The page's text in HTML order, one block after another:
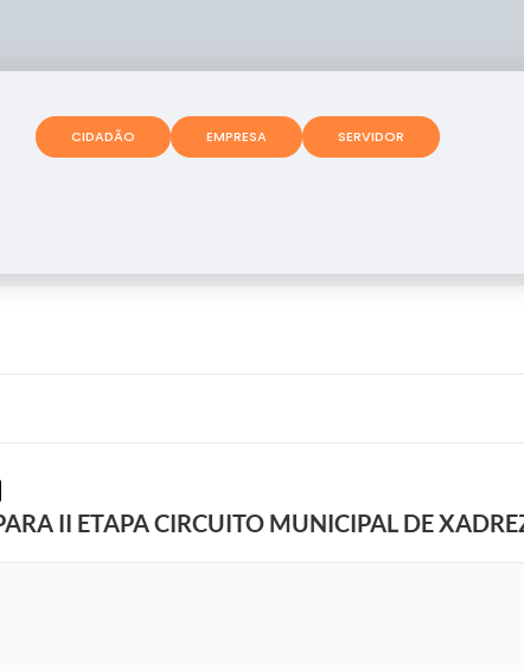
CIDADÃO EMPRESA SERVIDOR
II ETAPA CIRCUITO MUNICIPAL DE